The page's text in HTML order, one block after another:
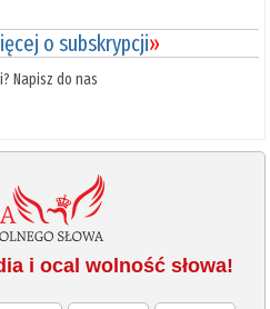
o subskrypcji»
Napisz do nas
i ocal wolność słowa!